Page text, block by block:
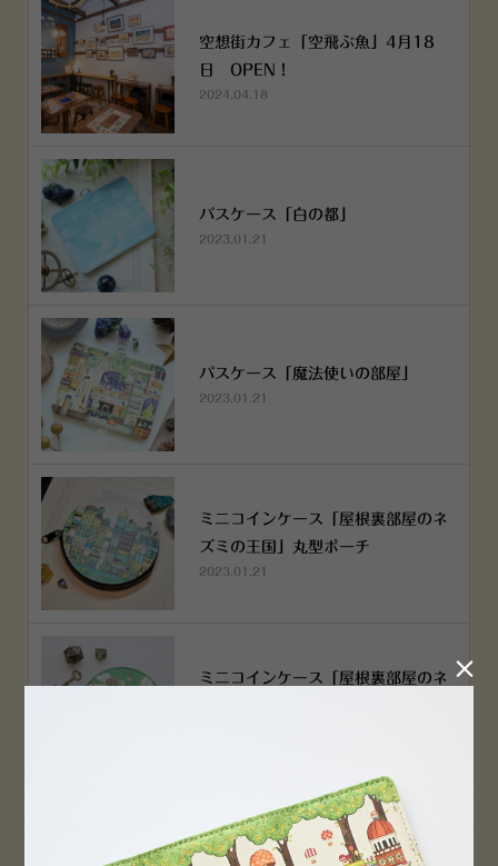
空想街カフェ「空飛ぶ魚」4月18
日 OPEN！
2024.04.18
パスケース「白の都」
2023.01.21
パスケース「魔法使いの部屋」
2023.01.21
ミニコインケース「屋根裏部屋のネ
ズミの王国」丸型ポーチ
2023.01.21
ミニコインケース「屋根裏部屋のネ
横浜赤レンガ倉庫店 12月6日 O
